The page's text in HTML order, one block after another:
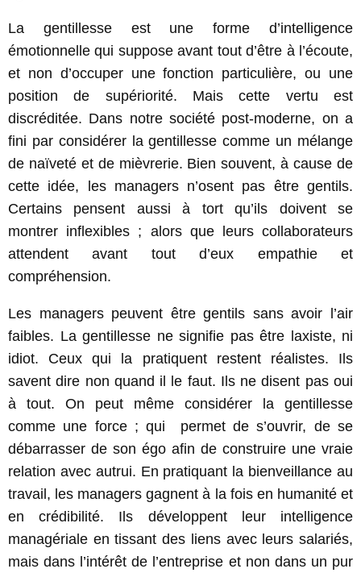
La gentillesse est une forme d’intelligence
émotionnelle qui suppose avant tout d’être à l’écoute,
et non d’occuper une fonction particulière, ou une
position de supériorité. Mais cette vertu est
discréditée. Dans notre société post-moderne, on a
fini par considérer la gentillesse comme un mélange
de naïveté et de mièvrerie. Bien souvent, à cause de
cette idée, les managers n’osent pas être gentils.
Certains pensent aussi à tort qu’ils doivent se
montrer inflexibles ; alors que leurs collaborateurs
attendent avant tout d’eux empathie et
compréhension.
Les managers peuvent être gentils sans avoir l’air
faibles. La gentillesse ne signifie pas être laxiste, ni
idiot. Ceux qui la pratiquent restent réalistes. Ils
savent dire non quand il le faut. Ils ne disent pas oui
à tout. On peut même considérer la gentillesse
comme une force ; qui permet de s’ouvrir, de se
débarrasser de son égo afin de construire une vraie
relation avec autrui. En pratiquant la bienveillance au
travail, les managers gagnent à la fois en humanité et
en crédibilité. Ils développent leur intelligence
managériale en tissant des liens avec leurs salariés,
mais dans l’intérêt de l’entreprise et non dans un pur